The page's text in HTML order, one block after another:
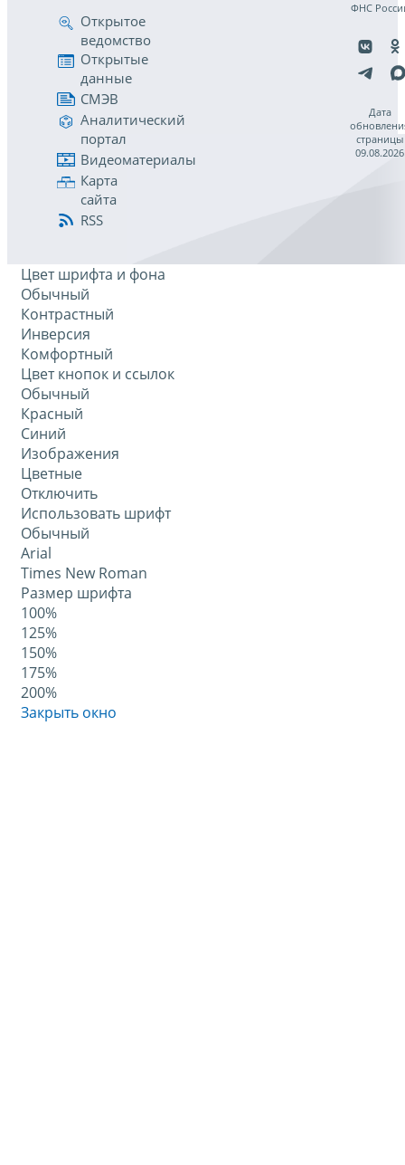
Открытое
ведомство
Открытые
данные
СМЭВ
Аналитический
портал
Видеоматериалы
Карта
сайта
RSS
ФНС
Дата
страницы
09.08.2026
Цвет шрифта и фона
Обычный
Контрастный
Инверсия
Комфортный
Цвет кнопок и ссылок
Обычный
Красный
Синий
Изображения
Цветные
Отключить
Использовать шрифт
Обычный
Arial
Times New Roman
Размер шрифта
100%
125%
150%
175%
200%
Закрыть окно